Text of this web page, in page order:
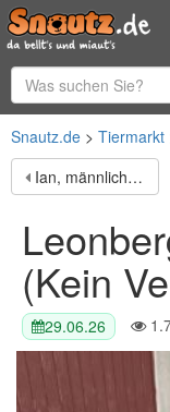
Snautz.de Tiermarkt
Ian, männlicher Mischling
(Kein
29.06.26